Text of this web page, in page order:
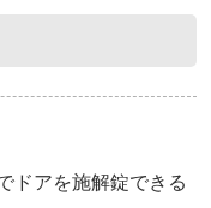
ドアを施解錠できる